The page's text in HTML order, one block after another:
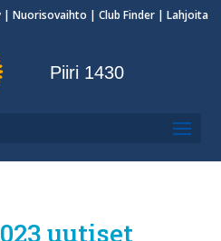
|Nuorisovaihto | Club Finder | Lahjoita
Piiri 1430
uutiset